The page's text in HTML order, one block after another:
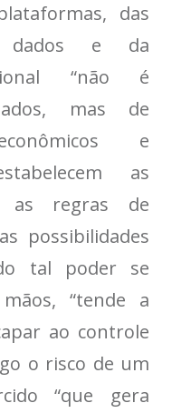
das
dados e da
“não é
mas de
e
as
as regras de
possibilidades
tal poder se
“tende a
ao controle
o risco de um
“que gera